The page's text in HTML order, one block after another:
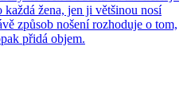
každá žena, jen ji většinou nosí
způsob nošení rozhoduje o tom,
přidá objem.